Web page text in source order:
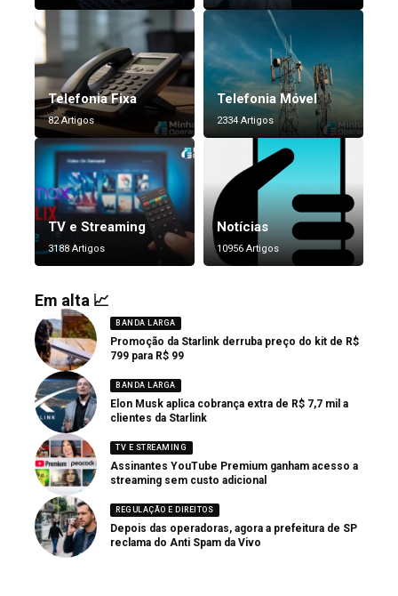
Telefonia Fixa
82 Artigos
Telefonia Móvel
2334 Artigos
TV e Streaming
3188 Artigos
Notícias
10956 Artigos
Em alta 📈
BANDA LARGA
Promoção da Starlink derruba preço do kit de R$
799 para R$ 99
BANDA LARGA
Elon Musk aplica cobrança extra de R$ 7,7 mil a
clientes da Starlink
TV E STREAMING
Assinantes YouTube Premium ganham acesso a
streaming sem custo adicional
REGULAÇÃO E DIREITOS
Depois das operadoras, agora a prefeitura de SP
reclama do Anti Spam da Vivo